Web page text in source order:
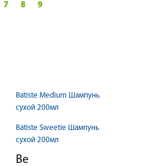
7 8 9
Batiste Medium Шампунь
сухой 200мл
Batiste Sweetie Шампунь
сухой 200мл
Be